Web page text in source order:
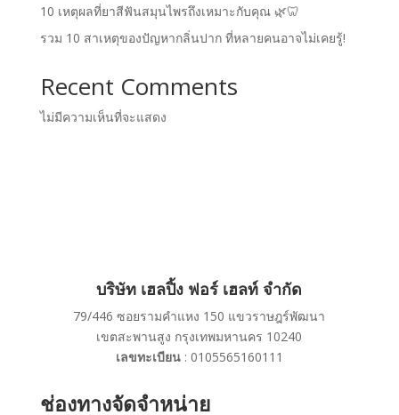
10 เหตุผลที่ยาสีฟันสมุนไพรถึงเหมาะกับคุณ 🌿🦷
รวม 10 สาเหตุของปัญหากลิ่นปาก ที่หลายคนอาจไม่เคยรู้!
Recent Comments
ไม่มีความเห็นที่จะแสดง
บริษัท เฮลปิ้ง ฟอร์ เฮลท์ จำกัด
79/446 ซอยรามคำแหง 150 แขวราษฎร์พัฒนา
เขตสะพานสูง กรุงเทพมหานคร 10240
เลขทะเบียน: 0105565160111
ช่องทางจัดจำหน่าย